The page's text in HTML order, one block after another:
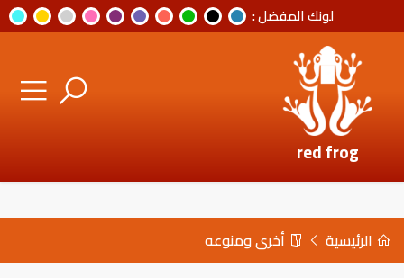
لونك المفضل :
red frog
الرئيسية أخرى ومنوعه